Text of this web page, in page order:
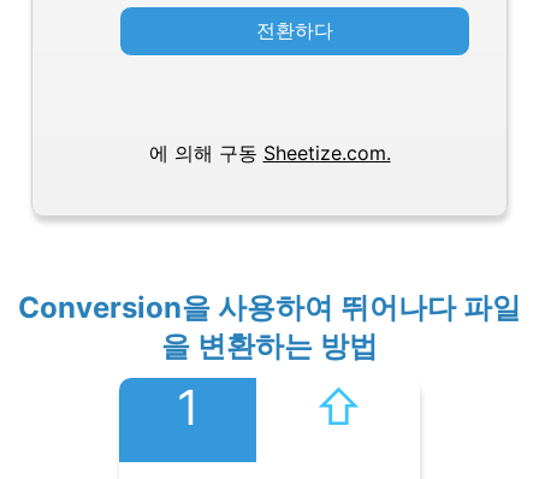
전환하다
에 의해 구동 Sheetize.com.
Conversion을 사용하여 뛰어나다 파일
을 변환하는 방법
1 ⇧︎